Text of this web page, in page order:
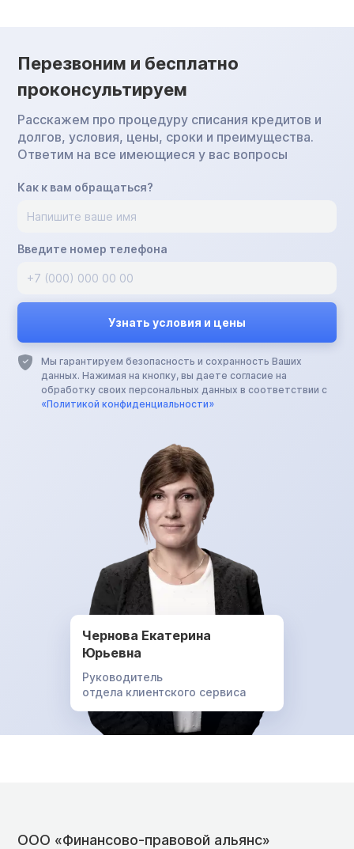
Перезвоним и бесплатно
проконсультируем
Расскажем про процедуру списания кредитов и
долгов, условия, цены, сроки и преимущества.
Ответим на все имеющиеся у вас вопросы
Как к вам обращаться?
Введите номер телефона
Мы гарантируем безопасность и сохранность Ваших
данных. Нажимая на кнопку, вы даете согласие на
обработку своих персональных данных в соответствии с
«Политикой конфиденциальности»
Чернова Екатерина
Юрьевна
Руководитель
отдела клиентского сервиса
ООО «Финансово-правовой альянс»